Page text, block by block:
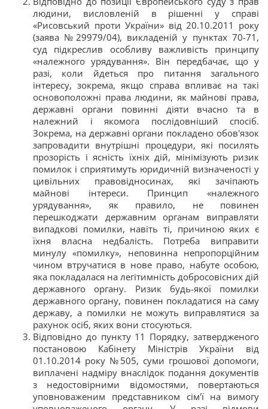
людини, висловленій в рішенні у справі
«Рисовський проти України» від 20.10.2011 року
(заява №29979/04), викладеній у пунктах 70-71,
суд підкреслив особливу важливість принципу
«належного урядування». Він передбачає, що у
разі, коли йдеться про питання загального
інтересу, зокрема, якщо справа впливає на такі
основоположні права людини, як майнові права,
державні органи повинні діяти вчасно та в
належний і якомога послідовніший спосіб.
Зокрема, на державні органи покладено обов'язок
запровадити внутрішні процедури, які посилять
прозорість і ясність їхніх дій, мінімізують ризик
помилок і сприятимуть юридичній визначеності у
цивільних правовідносинах, які зачіпають
майнові інтереси. Принцип «належного
урядування», як правило, не повинен
перешкоджати державним органам виправляти
випадкові помилки, навіть ті, причиною яких є
їхня власна недбалість. Потреба виправити
минулу «помилку», неповинна непропорційним
чином втручатися в нове право, набуте особою,
яка покладалася на легітимність добросовісних дій
державного органу. Ризик будь-якої помилки
державного органу, повинен покладатися на саму
державу, а помилки не можуть виправлятися за
рахунок осіб, яких вони стосуються.
Відповідно до пункту 11 Порядку, затвердженого
постановою Кабінету Міністрів України від
01.10.2014 року №505, суми грошової допомоги,
виплачені надміру внаслідок подання документів
з недостовірними відомостями, повертаються
уповноваженим представником сім'ї на вимогу